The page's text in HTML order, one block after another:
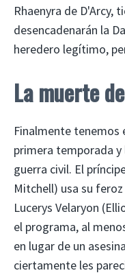
Rhaenyra de D'Arcy,
desencadenarán la
heredero legítimo,
La muerte
Finalmente tenemos
primera temporada
guerra civil. El
Mitchell) usa su
Lucerys Velaryon
el programa, al
en lugar de un
ciertamente les